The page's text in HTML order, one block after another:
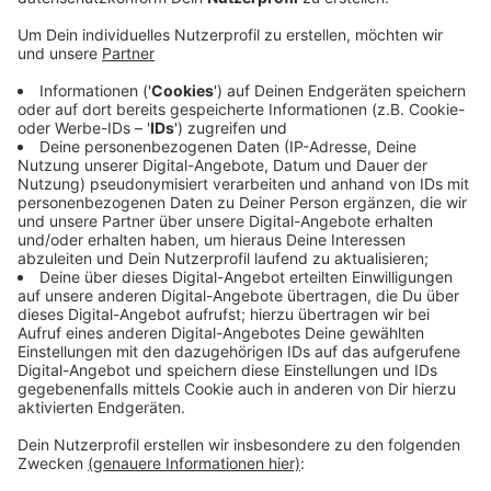
Grund sind Wartungsarbeiten in den beiden Tunneln.
Diese werden gereinigt und die Fluchtwege, Lampen
und Lüftungsanlagen werden kontrolliert. Umleitungen
sind mit einem roten Punkt ausgeschildert. Von der
Sperrung betroffen sind auch fünf Buslinien der
Rheinbahn. Der SB50 sowie die Linien 727, 780, 782
und 785 fahren großräumige Umleitungen. Sie können
deshalb ihren Fahrplan nicht einhalten. Auf den
Umleitungsstrecken im Stadtgebiet, etwa auf der
Münchener Straße aber auch in Wersten und Eller, kann
es für Autofahrer länger dauern.
Anzeige